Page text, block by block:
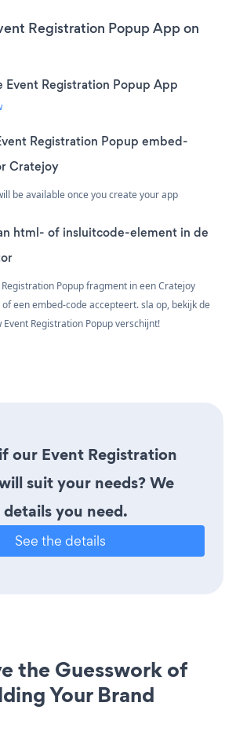
Registration Popup App on
Event Registration Popup App
Registration Popup embed-
Cratejoy
be available once you create your app
html- of insluitcode-element in de
Registration Popup fragment in een Cratejoy
een embed-code accepteert. sla op, bekijk de
Event Registration Popup verschijnt!
our Event Registration
suit your needs? We
you need.
See the details
the Guesswork of
Your Brand